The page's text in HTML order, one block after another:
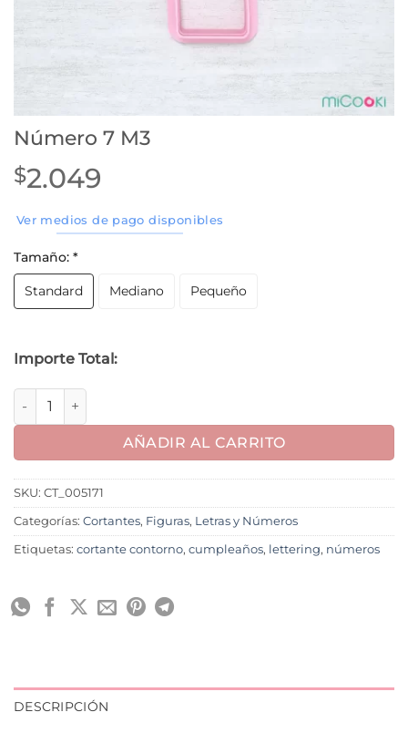
Número 7 M3
$2.049
Ver medios de pago disponibles
Tamaño: *
Standard Mediano Pequeño
Importe Total:
Número 7 M3 cantidad
AÑADIR AL CARRITO
SKU: CT_005171
Categorías: Cortantes, Figuras, Letras y Números
Etiquetas: cortante contorno, cumpleaños, lettering, números
DESCRIPCIÓN